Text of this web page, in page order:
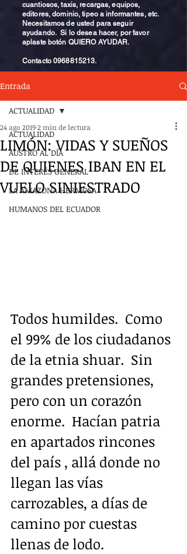
cuantiosos, taxis, recargas, equipos,
editores, dominio, tipeo a informantes, etc.
Necesitamos de usted para seguir
ayudando. Si lo desea hacer, por favor
aplaste botón QUIERO AYUDAR.
Contacto0968815213.
Entrada
ACTUALIDAD
AUSTRO AL DÍA
DE INTERÉS GENERAL
LA AMAZONA HERMOSA
HUMANOS DEL ECUADOR
ACTUALIDAD
LIMÓN: VIDAS Y SUEÑOS
DE QUIENES IBAN EN EL
VUELO SINIESTRADO
24 ago 20192 min de lectura
Todos humildes.  Como
el 99% de los ciudadanos
de la etnia shuar.  Sin
grandes pretensiones,
pero con un corazón
enorme.  Hacían patria
en apartados rincones
del país , allá donde no
llegan las vías
carrozables, a días de
camino por cuestas
llenas de lodo.